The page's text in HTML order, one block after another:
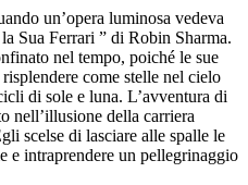
un’opera luminosa vedeva
Sua Ferrari ” di Robin Sharma.
nel tempo, poiché le sue
come stelle nel cielo
di sole e luna. L’avventura di
nell’illusione della carriera
scelse di lasciare alle spalle le
e intraprendere un pellegrinaggio